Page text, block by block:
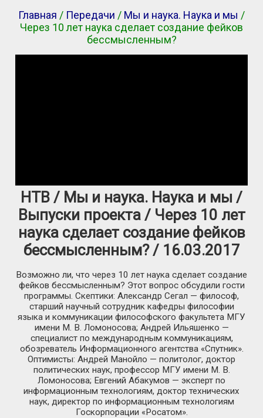
Главная / Передачи / Мы и наука. Наука и мы /
Через 10 лет наука сделает создание фейков
бессмысленным?
НТВ / Мы и наука. Наука и мы /
Выпуски проекта / Через 10 лет
наука сделает создание фейков
бессмысленным? / 16.03.2017
Возможно ли, что через 10 лет наука сделает создание
фейков бессмысленным? Этот вопрос обсудили гости
программы. Скептики: Александр Сегал — философ,
старший научный сотрудник кафедры философии
языка и коммуникации философского факультета МГУ
имени М. В. Ломоносова; Андрей Ильяшенко —
специалист по международным коммуникациям,
обозреватель Информационного агентства «Спутник».
Оптимисты: Андрей Манойло — политолог, доктор
политических наук, профессор МГУ имени М. В.
Ломоносова; Евгений Абакумов — эксперт по
информационным технологиям, доктор технических
наук, директор по информационным технологиям
Госкорпорации «Росатом».